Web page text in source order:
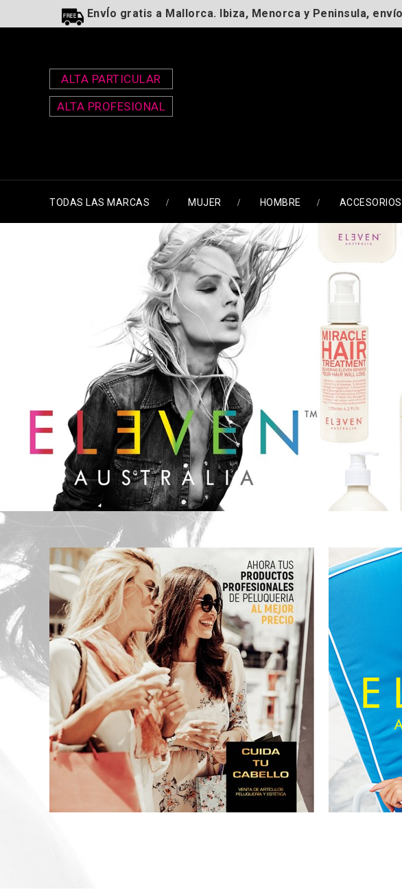
EnvÍo gratis a Mallorca. Ibiza, Menorca y Peninsula,
ALTA PARTICULAR
ALTA PROFESIONAL
TODAS LAS MARCAS MUJER HOMBRE ACCESORIOS